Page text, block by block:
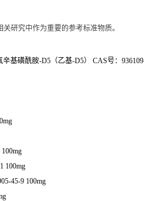
研究中作为重要的参考标准物质。
基磺酰胺-D5（乙基-D5） CAS号：
100mg
45-9 100mg